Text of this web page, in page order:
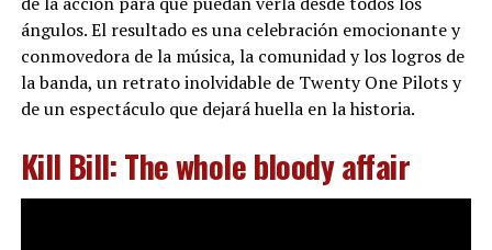
ángulos. El resultado es una celebración emocionante y
conmovedora de la música, la comunidad y los logros de
la banda, un retrato inolvidable de Twenty One Pilots y
de un espectáculo que dejará huella en la historia.
Kill Bill: The whole bloody affair